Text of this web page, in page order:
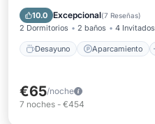
10.0 Excepcional(7 Reseñas)
2 Dormitorios 2 baños 4 Invitados
Desayuno Aparcamiento
Balcón/Terraza
€65/noche
7 noches - €454